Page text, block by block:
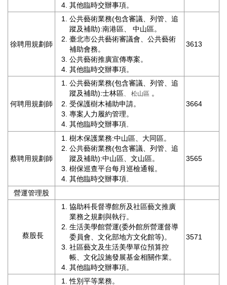
導
覽
統
彙
北
通
區
其他臨時交辦事項。
徐聘用規劃師
公共藝術業務(包含審議、列管、追
蹤及補助):南港區、 中山區。
臺北市公共藝術審議會、公共藝術
補助會務。
公共藝術推廣宣傳專案。
其他臨時交辦事項。
3613
何聘用規劃師
公共藝術業務(包含審議、列管、追
蹤及補助):士林區、 松山區 。
受保護樹木補助申請。
專案人力履約管理。
其他臨時交辦事項。
3664
蔡聘用規劃師
樹木保護業務:中山區、大同區。
公共藝術業務(包含審議、列管、追
蹤及補助):中山區、文山區。
樹保巡查平台每月巡檢通報。
其他臨時交辦事項。
3565
營運管理股
蔡股長
協助科長督導館所及社區藝文推廣
業務之規劃與執行。
生活美學館營運(委外館所營運督導
委員會、文化部地方文化館等)。
社區藝文及生活美學單位預算控
帳、文化設施發展基金相關作業。
其他臨時交辦事項。
3571
性別平等業務。